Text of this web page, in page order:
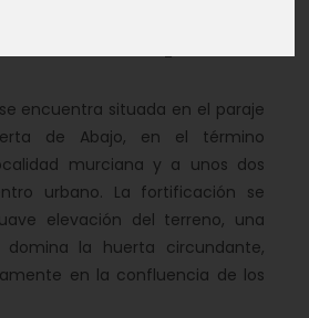
encuentra situada en el paraje
de Abajo, en el término
murciana y a unos dos
urbano. La fortificación se
elevación del terreno, una
la huerta circundante,
en la confluencia de los